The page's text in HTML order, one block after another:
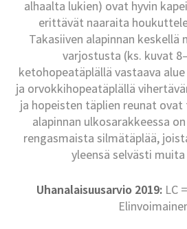
alhaalta lukien) ovat hyvin
erittävät naaraita
Takasiiven alapinnan keskellä
varjostusta (ks. kuvat
ketohopeatäplällä vastaava
ja orvokkihopeatäplällä
ja hopeisten täplien reunat
alapinnan ulkosarakkeessa
rengasmaista silmätäplää,
yleensä selvästi
Uhanalaisuusarvio 2019: LC